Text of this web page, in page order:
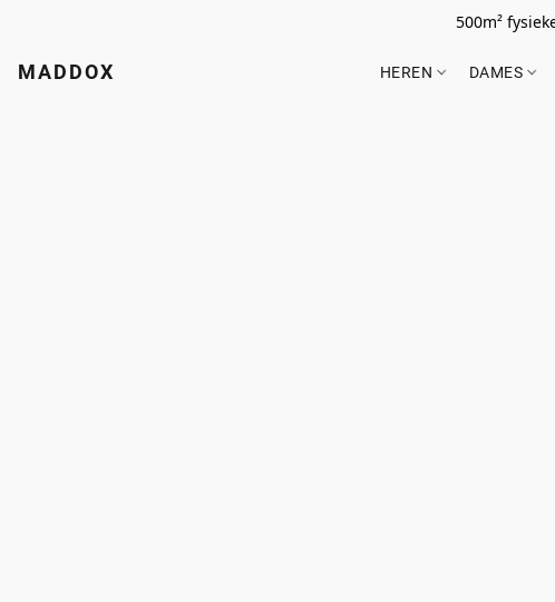
500m²
MADDOX HEREN DAMES